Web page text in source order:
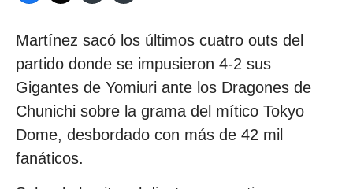
Martínez sacó los últimos cuatro outs del
partido donde se impusieron 4-2 sus
Gigantes de Yomiuri ante los Dragones de
Chunichi sobre la grama del mítico Tokyo
Dome, desbordado con más de 42 mil
fanáticos.